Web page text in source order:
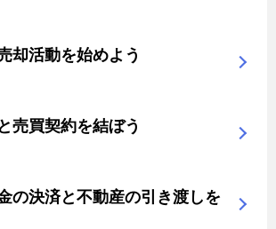
却活動を始めよう
売買契約を結ぼう
の決済と不動産の引き渡しを